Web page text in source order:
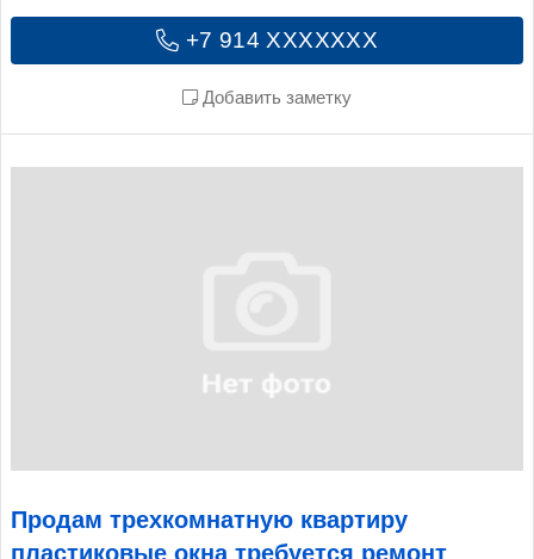
+7 914 XXXXXXX
Добавить заметку
Продам трехкомнатную квартиру
пластиковые окна требуется ремонт